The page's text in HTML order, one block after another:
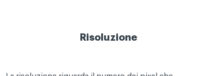
Risoluzione